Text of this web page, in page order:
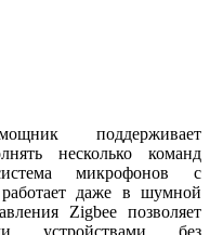
поддерживает
несколько команд
микрофонов с
работает даже в шумной
Zigbee позволяет